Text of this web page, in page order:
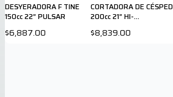
DESYERADORA F TINE
150cc 22” PULSAR
$6,887.00
CORTADORA DE CÉSPED
200cc 21” HI-
$8,839.00